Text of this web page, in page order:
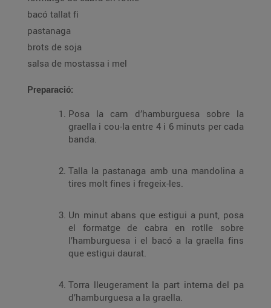
bacó tallat fi
pastanaga
brots de soja
salsa de mostassa i mel
Preparació:
Posa la carn d’hamburguesa sobre la
graella i cou-la entre 4 i 6 minuts per cada
banda.
Talla la pastanaga amb una mandolina a
tires molt fines i fregeix-les.
Un minut abans que estigui a punt, posa
el formatge de cabra en rotlle sobre
l’hamburguesa i el bacó a la graella fins
que estigui daurat.
Torra lleugerament la part interna del pa
d’hamburguesa a la graella.